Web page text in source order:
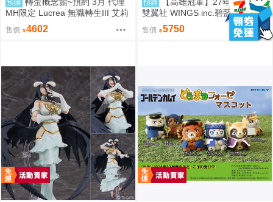
預購
MH限定 Lucrea 無職轉生III 艾莉
絲 高約27公分 超商付款免訂金
售價 4602
預購
雙翼社 WINGS inc.碧藍航線 阿
爾比恩 銀月下的夜之眷屬 1/7 免
訂金
售價 5750